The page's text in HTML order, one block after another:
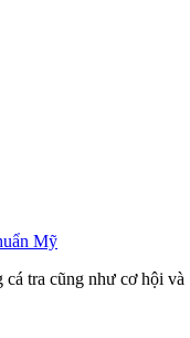
Mỹ
tra cũng như cơ hội và